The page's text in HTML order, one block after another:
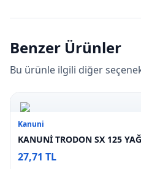
Benzer Ürünler
Bu ürünle ilgili diğer
Kanuni
KANUNİ TRODON SX 125
27,71 TL